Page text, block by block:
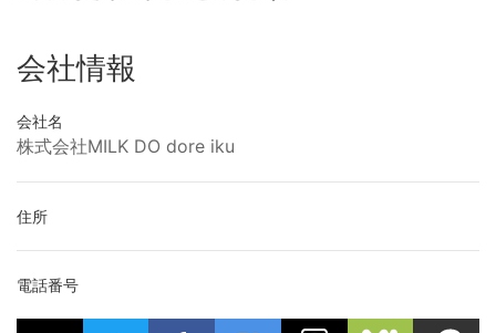
会社情報
会社名
株式会社MILK DO dore iku
住所
電話番号